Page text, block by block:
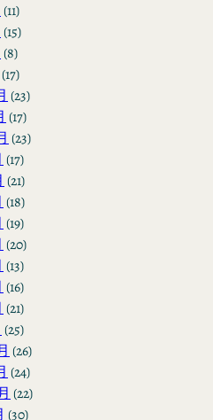
(11)
(15)
(8)
(17)
(23)
(17)
(23)
(17)
(21)
(18)
(19)
(20)
(13)
(16)
(21)
(25)
(26)
(24)
(22)
(30)